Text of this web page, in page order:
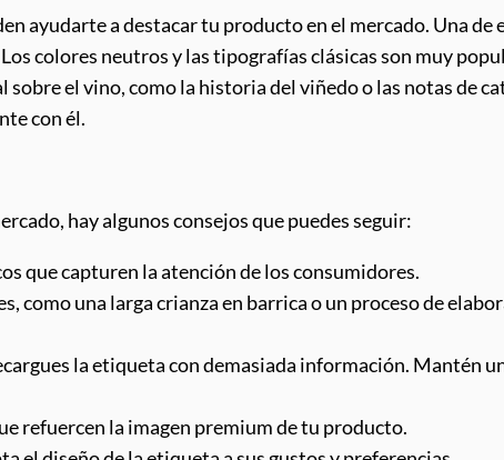
ayudarte a destacar tu producto en el mercado. Una de
colores neutros y las tipografías clásicas son muy
el vino, como la historia del viñedo o las notas de
con él.
hay algunos consejos que puedes seguir:
que capturen la atención de los consumidores.
como una larga crianza en barrica o un proceso de
la etiqueta con demasiada información. Mantén
refuercen la imagen premium de tu producto.